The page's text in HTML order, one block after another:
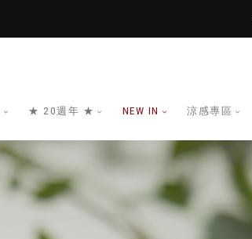
★ 20週年 ★ NEW IN 涼感專區